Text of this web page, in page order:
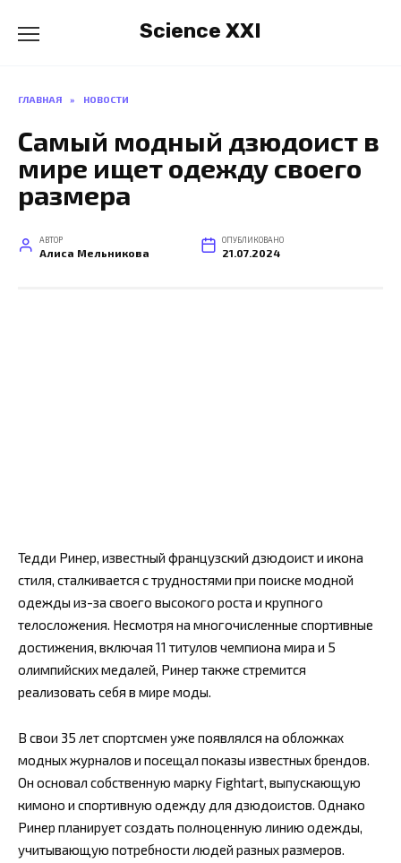
содержанию
Science XXI
ГЛАВНАЯ » НОВОСТИ
Самый модный дзюдоист в
мире ищет одежду своего
размера
АВТОР
Алиса Мельникова
ОПУБЛИКОВАНО
21.07.2024
Тедди Ринер, известный французский дзюдоист и икона
стиля, сталкивается с трудностями при поиске модной
одежды из-за своего высокого роста и крупного
телосложения. Несмотря на многочисленные спортивные
достижения, включая 11 титулов чемпиона мира и 5
олимпийских медалей, Ринер также стремится
реализовать себя в мире моды.
В свои 35 лет спортсмен уже появлялся на обложках
модных журналов и посещал показы известных брендов.
Он основал собственную марку Fightart, выпускающую
кимоно и спортивную одежду для дзюдоистов. Однако
Ринер планирует создать полноценную линию одежды,
учитывающую потребности людей разных размеров.